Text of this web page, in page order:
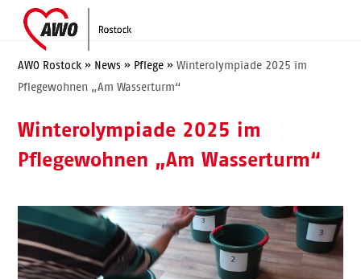
content
Open
mobile
menu
Close
mobile
menu
AWO Rostock » News » Pflege »Winterolympiade 2025 im
Pflegewohnen „Am Wasserturm“
Winterolympiade 2025 im
Pflegewohnen „Am Wasserturm“